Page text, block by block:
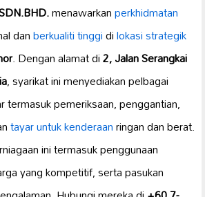
menawarkanperkhidmatan
danberkualiti tinggidilokasi strategik
. Dengan alamat di2, Jalan Serangkai
, syarikat ini menyediakan pelbagai
termasuk pemeriksaan, penggantian,
tayar untuk kenderaanringan dan berat.
ini termasuk penggunaan
yang kompetitif, serta pasukan